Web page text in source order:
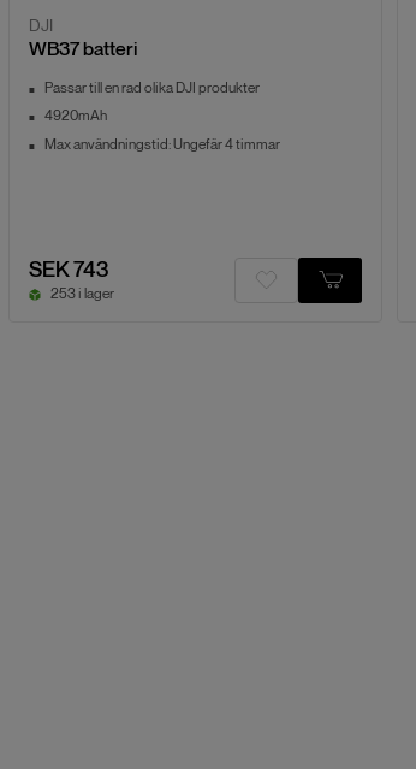
DJI
WB37 batteri
Passar till en rad olika DJI produkter
4920mAh
Max användningstid: Ungefär 4 timmar
SEK 743
253 i lager